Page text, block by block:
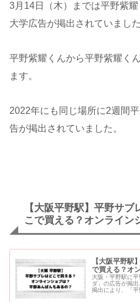
3月14日（木）までは平野紫
大学広告が掲出されていました
平野紫耀くんから平野紫耀く
ます。
2022年にも同じ場所に2週間
告が掲出されていました。
【大阪平野駅】平野サ
こで買える？オンライン
【大阪平野駅
で買える？オ
大阪・平野駅に
ダ」の広告が掲出
掲出により、「平